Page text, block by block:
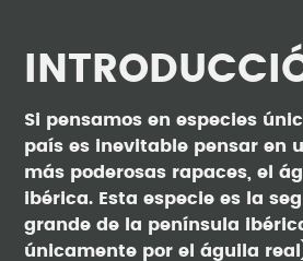
Si pensamos en especies
país es inevitable pensar en
más poderosas rapaces, el
ibérica. Esta especie es la
grande de la península
únicamente por el águila